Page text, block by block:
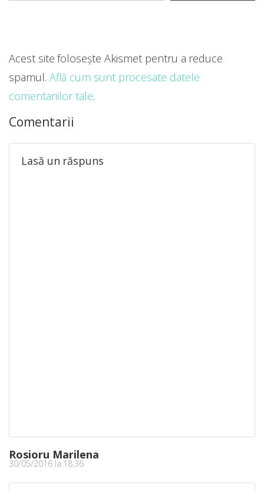
Comentarii
Rosioru Marilena
30/05/2016 la 18:36
Lasă un răspuns
Acest site folosește Akismet pentru a reduce
spamul. Află cum sunt procesate datele
comentariilor tale.